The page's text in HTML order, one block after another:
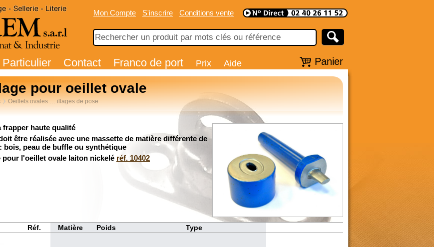
Mon Compte S'inscrire Conditions vente
Particulier Contact Franco de port Prix Aide Panier
pour oeillet ovale
Oeillets ovales … illages de pose
frapper haute qualité
être réalisée avec une massette de matière différente de
bois, peau de buffle ou synthétique
pour l'oeillet ovale laiton nickelé réf. 10402
Réf. Matière Poids Type